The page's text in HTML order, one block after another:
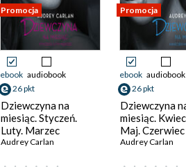
Promocja
ebook audiobook
26 pkt
Dziewczyna na
miesiąc. Styczeń.
Luty. Marzec
Audrey Carlan
Promocja
ebook audiobook
26 pkt
Dziewczyna
miesiąc.
Maj. Czerwiec
Audrey Carlan